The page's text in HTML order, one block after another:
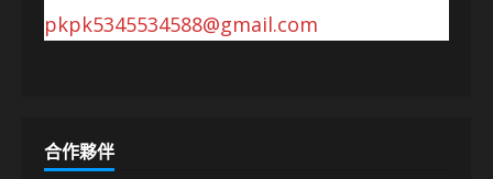
pkpk5345534588@gmail.com
合作夥伴